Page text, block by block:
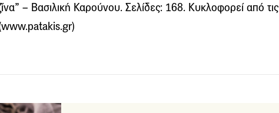
– Βασιλική Καρούνου. Σελίδες: 168. Κυκλοφορεί από τις